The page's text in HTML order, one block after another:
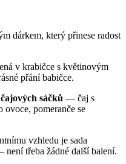
dárkem, který přinese radost
v krabičce s květinovým
přání babičce.
sáčků — čaj s
pomeranče se
vzhledu je sada
třeba žádné další balení.